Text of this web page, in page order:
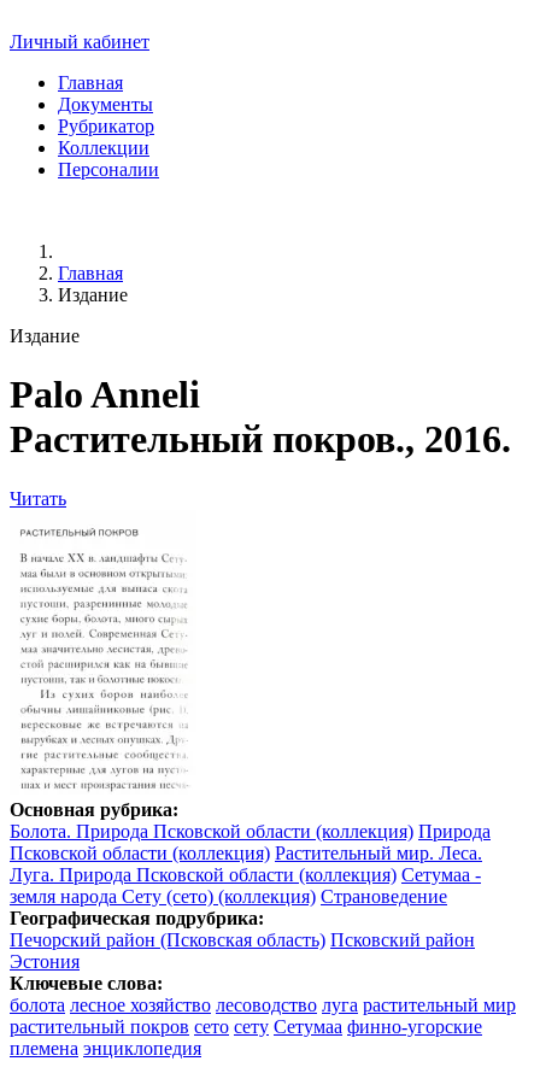
Личный кабинет
Главная
Документы
Рубрикатор
Коллекции
Персоналии
Главная
Издание
Издание
Palo Anneli
Растительный покров., 2016.
Читать
Основная рубрика:
Болота. Природа Псковской области (коллекция) Природа
Псковской области (коллекция) Растительный мир. Леса.
Луга. Природа Псковской области (коллекция) Сетумаа -
земля народа Сету (сето) (коллекция) Страноведение
Географическая подрубрика:
Печорский район (Псковская область) Псковский район
Эстония
Ключевые слова:
болота лесное хозяйство лесоводство луга растительный мир
растительный покров сето сету Сетумаа финно-угорские
племена энциклопедия